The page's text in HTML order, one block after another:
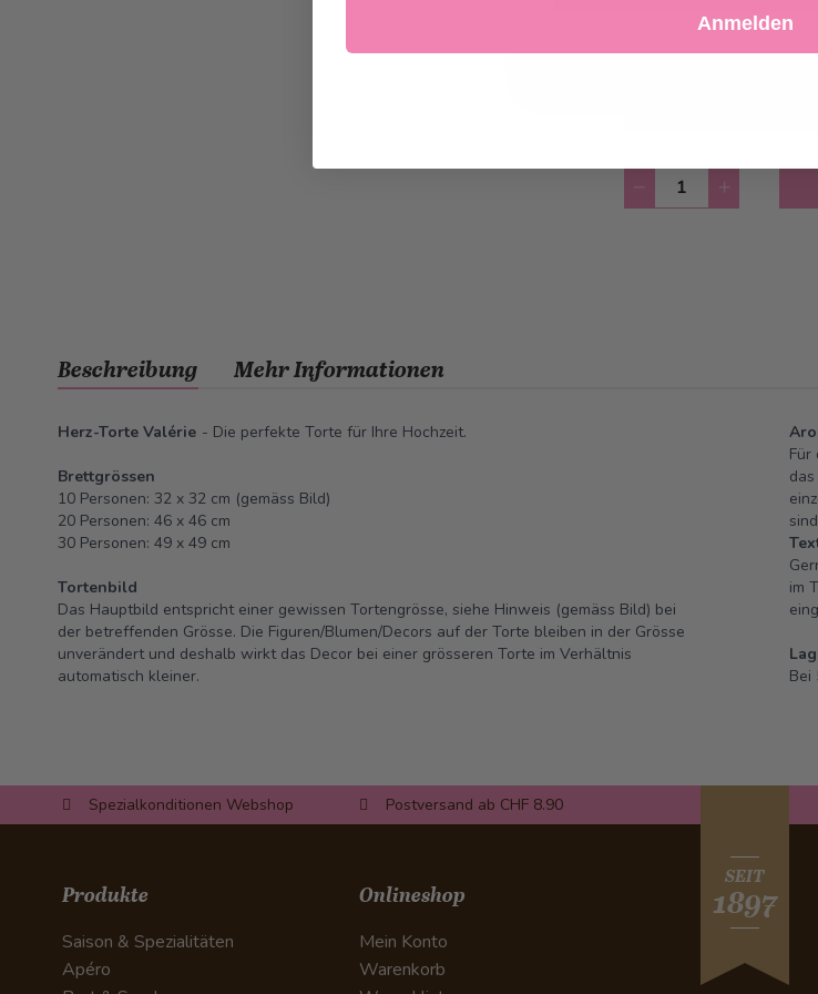
Abholung ab
Beschreibung
Herz-Torte Valérie - Die perfekte Torte für Ihre Hochzeit.
Brettgrössen
10 Personen: 32 x 32 cm (gemäss Bild)
20 Personen: 46 x 46 cm
30 Personen: 49 x 49 cm
Tortenbild
Das Hauptbild entspricht einer gewissen Tortengrösse, siehe Hinweis (gemäss Bild) bei
der betreffenden Grösse. Die Figuren/Blumen/Decors auf der Torte bleiben in der Grösse
unverändert und deshalb wirkt das Decor bei einer grösseren Torte im Verhältnis
automatisch kleiner.
Für
im
Bei
Mehr Informationen
Spezialkonditionen Webshop Postversand ab CHF 8.90
SEIT
1897
Produkte
Saison & Spezialitäten
Apéro
Onlineshop
Mein Konto
Warenkorb
Anmelden